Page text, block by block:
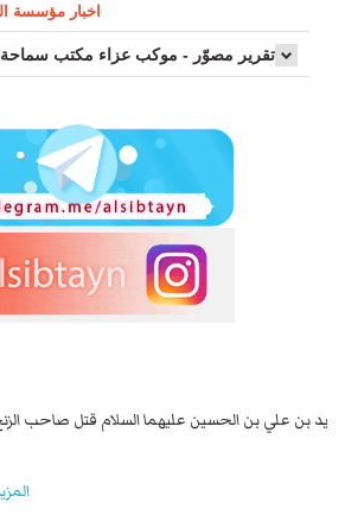
اخبار مؤسسة
السبايا عند يزيد شهادة زيد بن علي بن الحسين